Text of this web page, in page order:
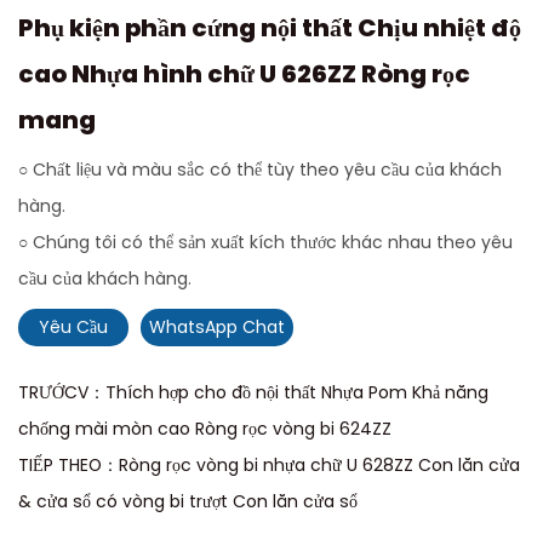
Phụ kiện phần cứng nội thất Chịu nhiệt độ
cao Nhựa hình chữ U 626ZZ Ròng rọc
mang
○ Chất liệu và màu sắc có thể tùy theo yêu cầu của khách
hàng.
○ Chúng tôi có thể sản xuất kích thước khác nhau theo yêu
cầu của khách hàng.
Yêu Cầu
WhatsApp Chat
TRƯỚCV：Thích hợp cho đồ nội thất Nhựa Pom Khả năng
chống mài mòn cao Ròng rọc vòng bi 624ZZ
TIẾP THEO：Ròng rọc vòng bi nhựa chữ U 628ZZ Con lăn cửa
& cửa sổ có vòng bi trượt Con lăn cửa sổ